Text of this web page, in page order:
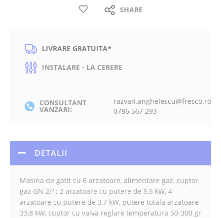
SHARE
LIVRARE GRATUITA*
INSTALARE - LA CERERE
CONSULTANT
VANZARI:
razvan.anghelescu@fresco.ro
0786 567 293
DETALII
Masina de gatit cu 6 arzatoare, alimentare gaz, cuptor
gaz GN 2/1; 2 arzatoare cu putere de 5,5 kW, 4
arzatoare cu putere de 3,7 kW, putere totala arzatoare
33,8 kW, cuptor cu valva reglare temperatura 50-300 gr